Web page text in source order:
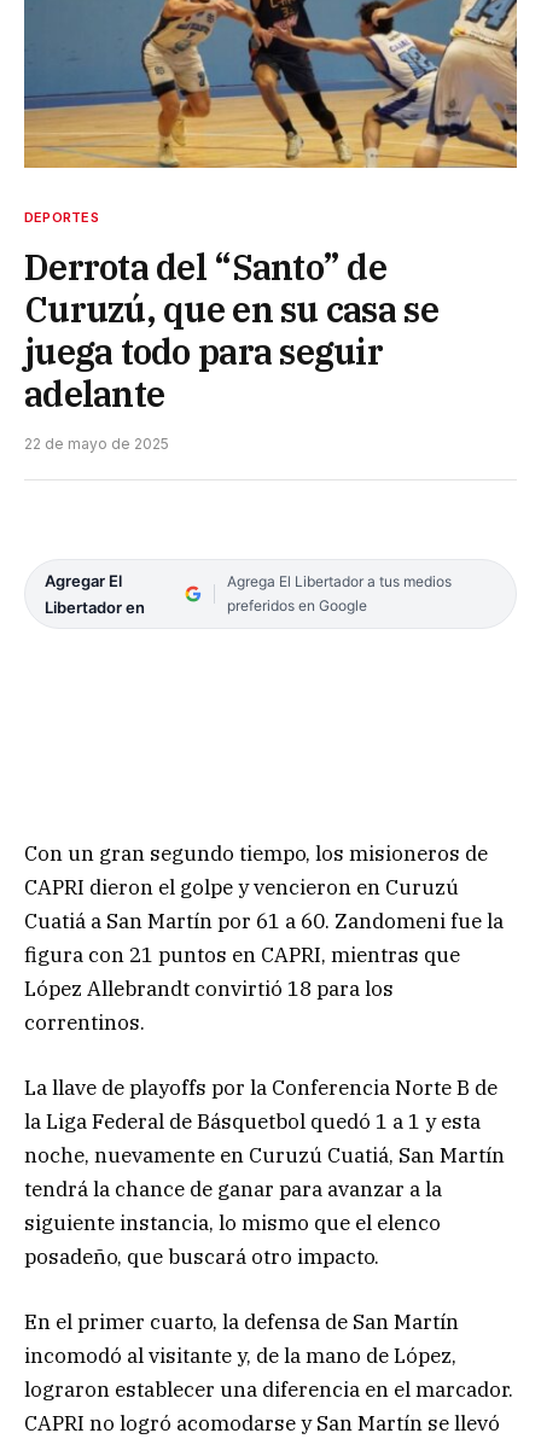
DEPORTES
Derrota del “Santo” de
Curuzú, que en su casa se
juega todo para seguir
adelante
22 de mayo de 2025
Agregar El
Libertador en
Agrega El Libertador a tus medios
preferidos en Google
Con un gran segundo tiempo, los misioneros de
CAPRI dieron el golpe y vencieron en Curuzú
Cuatiá a San Martín por 61 a 60. Zandomeni fue la
figura con 21 puntos en CAPRI, mientras que
López Allebrandt convirtió 18 para los
correntinos.
La llave de playoffs por la Conferencia Norte B de
la Liga Federal de Básquetbol quedó 1 a 1 y esta
noche, nuevamente en Curuzú Cuatiá, San Martín
tendrá la chance de ganar para avanzar a la
siguiente instancia, lo mismo que el elenco
posadeño, que buscará otro impacto.
En el primer cuarto, la defensa de San Martín
incomodó al visitante y, de la mano de López,
lograron establecer una diferencia en el marcador.
CAPRI no logró acomodarse y San Martín se llevó